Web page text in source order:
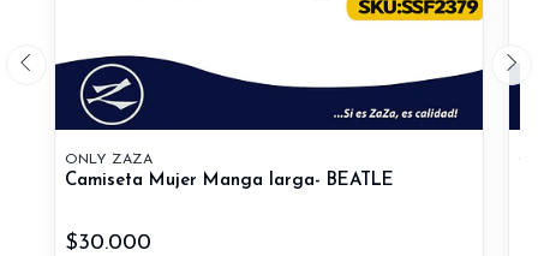
ONLY ZAZA
Camiseta Mujer Manga larga- BEATLE
$30.000